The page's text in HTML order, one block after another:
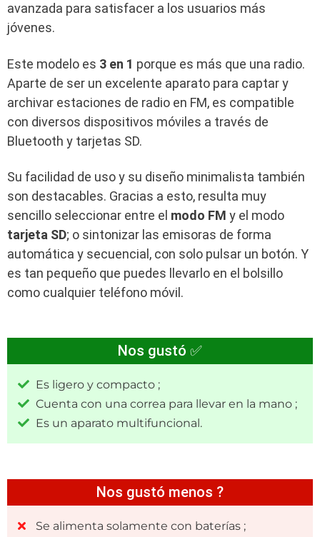
avanzada para satisfacer a los usuarios más
jóvenes.
Este modelo es 3 en 1 porque es más que una radio.
Aparte de ser un excelente aparato para captar y
archivar estaciones de radio en FM, es compatible
con diversos dispositivos móviles a través de
Bluetooth y tarjetas SD.
Su facilidad de uso y su diseño minimalista también
son destacables. Gracias a esto, resulta muy
sencillo seleccionar entre el modo FM y el modo
tarjeta SD; o sintonizar las emisoras de forma
automática y secuencial, con solo pulsar un botón. Y
es tan pequeño que puedes llevarlo en el bolsillo
como cualquier teléfono móvil.
Nos gustó ✅
Es ligero y compacto ;
Cuenta con una correa para llevar en la mano ;
Es un aparato multifuncional.
Nos gustó menos ?
Se alimenta solamente con baterías ;